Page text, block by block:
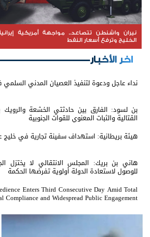
نيران واشنطن تتصاعد.. مواجهة أمريكية
الخليج وترفع أسعار النفط
اخر الأخبار
نداء عاجل ودعوة لتنفيذ العصيان المدني
بن لسود: الفارق بين حادثتي الخشعة
القتالية والثبات المعنوي للقوات الجنوبية
هيئة بريطانية: استهداف سفينة تجارية في خليج
هاني بن بريك: المجلس الانتقالي لا يختزل
للوصول لاستعادة الدولة أولوية تفرضها الحكمة
Enters Third Consecutive Day Amid Total
Compliance and Widespread Public Engagement.